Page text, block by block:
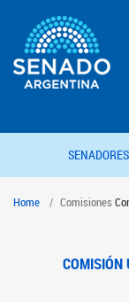
Home Comisiones
COMISIÓN